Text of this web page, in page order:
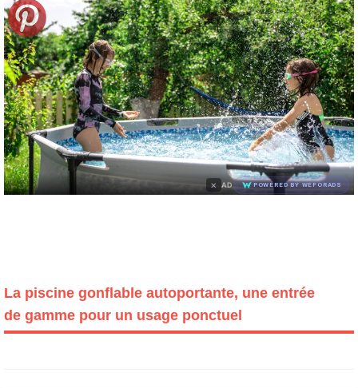
× AD POWERED BY WEFORADS
La piscine gonflable autoportante, une entrée
de gamme pour un usage ponctuel